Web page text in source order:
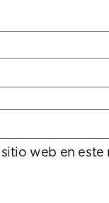
web en